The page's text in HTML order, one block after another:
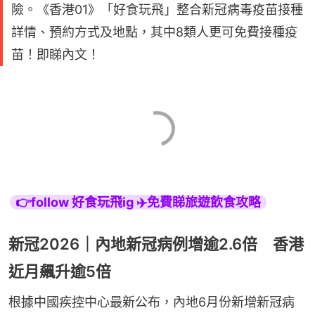
險。《香港01》「好食玩飛」整合新冠病毒疫苗接種
詳情、預約方式及地點，其中8類人更可免費接種疫
苗！即睇內文！
👉follow 好食玩飛ig ✈️免費睇旅遊飲食攻略
新冠2026｜內地新冠病例增逾2.6倍 香港
近月飆升逾5倍
根據中國疾控中心最新公布，內地6月份新增新冠病